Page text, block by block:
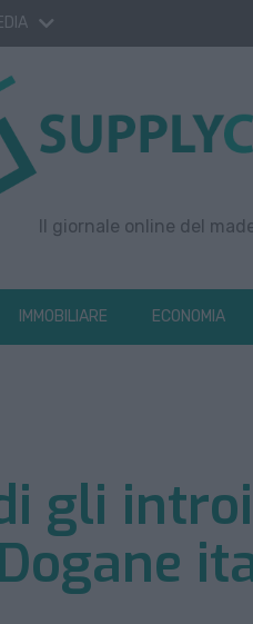
Il giornale online del
IMMOBILIARE ECONOMIA
gli